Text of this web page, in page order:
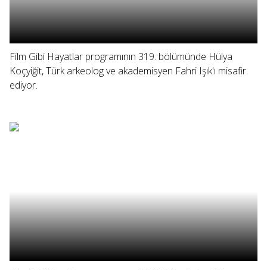
Film Gibi Hayatlar programının 319. bölümünde Hülya
Koçyiğit, Türk arkeolog ve akademisyen Fahri Işık'ı misafir
ediyor.